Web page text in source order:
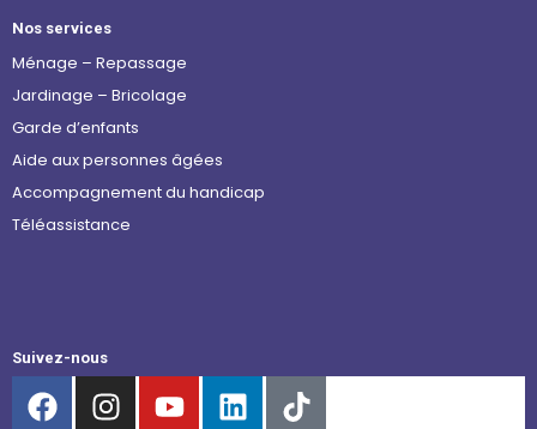
Nos services
Ménage – Repassage
Jardinage – Bricolage
Garde d’enfants
Aide aux personnes âgées
Accompagnement du handicap
Téléassistance
Suivez-nous